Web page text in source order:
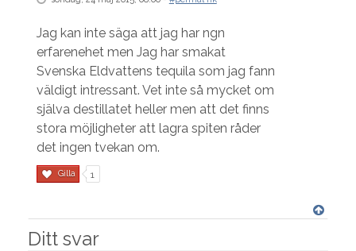
Jag kan inte säga att jag har ngn
erfarenehet men Jag har smakat
Svenska Eldvattens tequila som jag fann
väldigt intressant. Vet inte så mycket om
själva destillatet heller men att det finns
stora möjligheter att lagra spiten råder
det ingen tvekan om.
Gilla 1
Ditt svar